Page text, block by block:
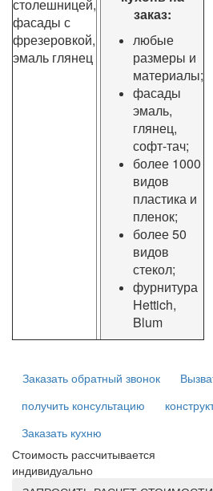
столешницей,
фасады с
фрезеровкой,
эмаль глянец
заказ:
любые
размеры и
материалы;
фасады
эмаль,
глянец,
софт-тач;
более 1000
видов
пластика и
пленок;
более 50
видов
стекол;
фурнитура
Hettich,
Blum
Заказать обратный звонок
получить консультацию
Заказать кухню
Стоимость рассчитывается
индивидуально